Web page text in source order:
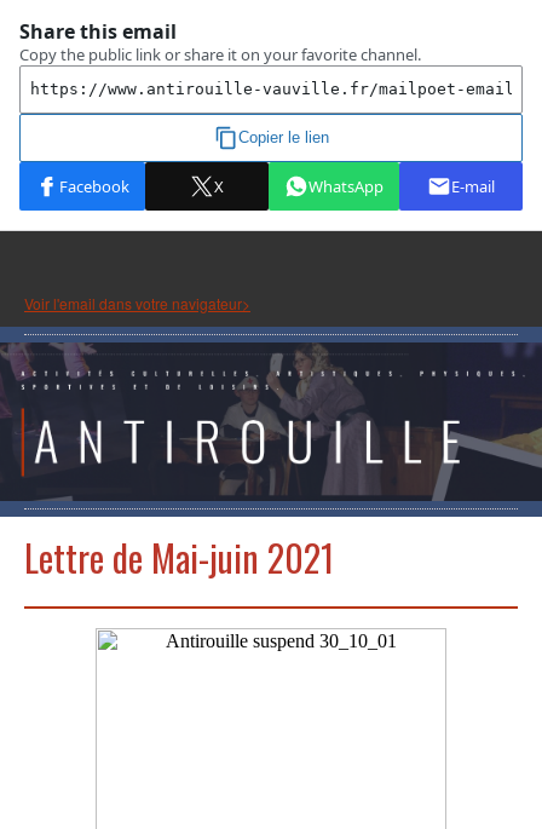
Voir l'email dans votre navigateur>
Lettre de Mai-juin 2021